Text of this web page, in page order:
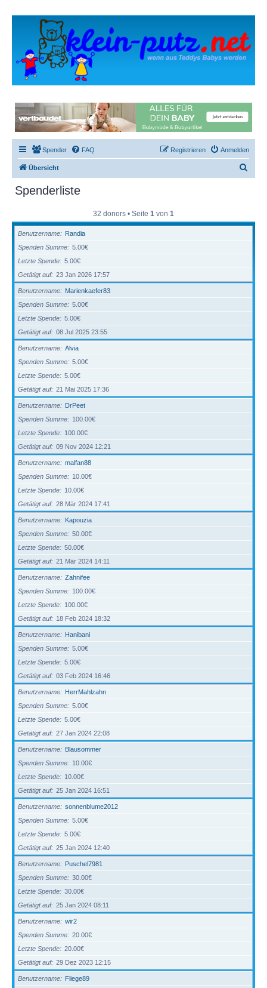
Spender FAQ Anmelden
Registrieren
Übersicht
e
Spenderliste
32 donors • Seite 1 von 1
Benutzername
Randia
Spenden Summe
5.00€
Letzte Spende
5.00€
Getätigt auf
23 Jan 2026 17:57
Benutzername
Marienkaefer83
Spenden Summe
5.00€
Letzte Spende
5.00€
Getätigt auf
08 Jul 2025 23:55
Benutzername
Alvia
Spenden Summe
5.00€
Letzte Spende
5.00€
Getätigt auf
21 Mai 2025 17:36
Benutzername
DrPeet
Spenden Summe
100.00€
Letzte Spende
100.00€
Getätigt auf
09 Nov 2024 12:21
Benutzername
malfan88
Spenden Summe
10.00€
Letzte Spende
10.00€
Getätigt auf
28 Mär 2024 17:41
Benutzername
Kapouzia
Spenden Summe
50.00€
Letzte Spende
50.00€
Getätigt auf
21 Mär 2024 14:11
Benutzername
Zahnifee
Spenden Summe
100.00€
Letzte Spende
100.00€
Getätigt auf
18 Feb 2024 18:32
Benutzername
Hanibani
Spenden Summe
5.00€
Letzte Spende
5.00€
Getätigt auf
03 Feb 2024 16:46
Benutzername
HerrMahlzahn
Spenden Summe
5.00€
Letzte Spende
5.00€
Getätigt auf
27 Jan 2024 22:08
Benutzername
Blausommer
Spenden Summe
10.00€
Letzte Spende
10.00€
Getätigt auf
25 Jan 2024 16:51
Benutzername
sonnenblume2012
Spenden Summe
5.00€
Letzte Spende
5.00€
Getätigt auf
25 Jan 2024 12:40
Benutzername
Puschel7981
Spenden Summe
30.00€
Letzte Spende
30.00€
Getätigt auf
25 Jan 2024 08:11
Benutzername
wir2
Spenden Summe
20.00€
Letzte Spende
20.00€
Getätigt auf
29 Dez 2023 12:15
Benutzername
Fliege89